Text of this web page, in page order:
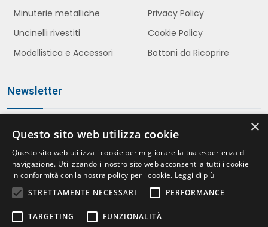
Minuterie metalliche
Uncinelli rivestiti
Modellistica e Accessori
Privacy Policy
Cookie Policy
Bottoni da Ricoprire
Newsletter
Accetto le politiche dellaPrivacy Policy
×
Questo sito web utilizza cookie
Questo sito web utilizza i cookie per migliorare la tua esperienza di
navigazione. Utilizzando il nostro sito web acconsenti a tutti i cookie
in conformità con la nostra policy per i cookie. Leggi di più
STRETTAMENTE NECESSARI
PERFORMANCE
TARGETING FUNZIONALITÀ